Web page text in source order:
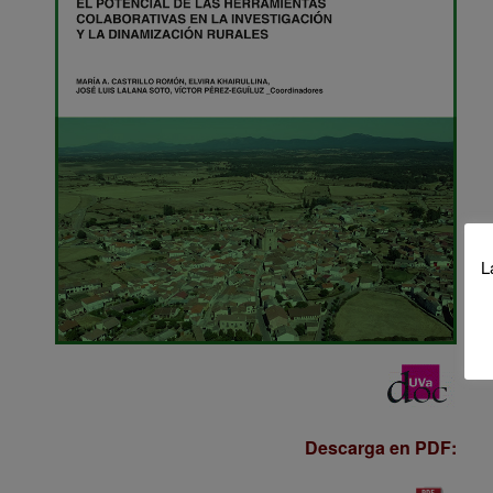
Descarga en PDF: